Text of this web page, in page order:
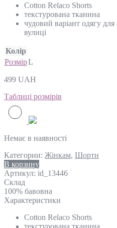
Cotton Relaco Shorts
текстурована тканина
чудовий варіант одягу
вулиці
Колір
РозмірL
499 UAH
Таблиці розмірів
Немає в наявності
Категории: Жінкам, Шорти
В корзину
Артикул: id_13446
Склад
100% бавовна
Характеристики
Cotton Relaco Shorts
текстурована тканина